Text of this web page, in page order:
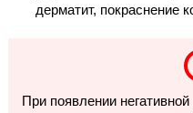
дерматит, покраснение
При появлении